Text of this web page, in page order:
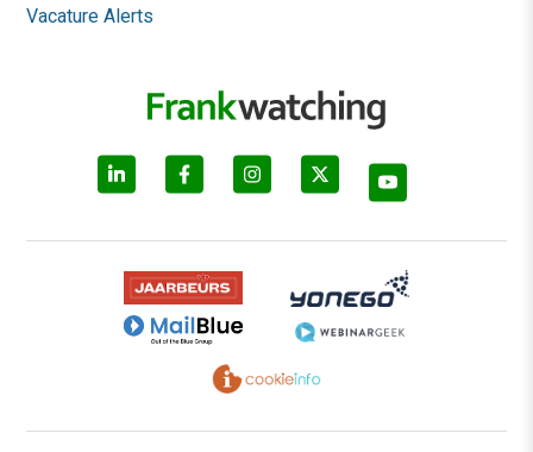
Vacature Alerts